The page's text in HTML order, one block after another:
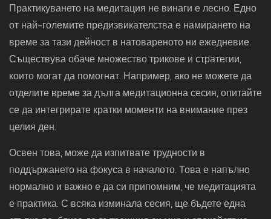
Практикуването на медитация не винаги е лесно. Едно
от най-големите предизвикателства е намирането на
време за тази дейност в натовареното ни ежедневие.
Съществува обаче множество трикове и стратегии,
които могат да помогнат. Например, ако не можете да
отделите време за дълга медитационна сесия, опитайте
се да интегрирате кратки моменти на внимание през
целия ден.
Освен това, може да изпитвате трудности в
поддържането на фокуса в началото. Това е напълно
нормално и важно е да си припомним, че медитацията
е практика. С всяка изминала сесия, ще бъдете една